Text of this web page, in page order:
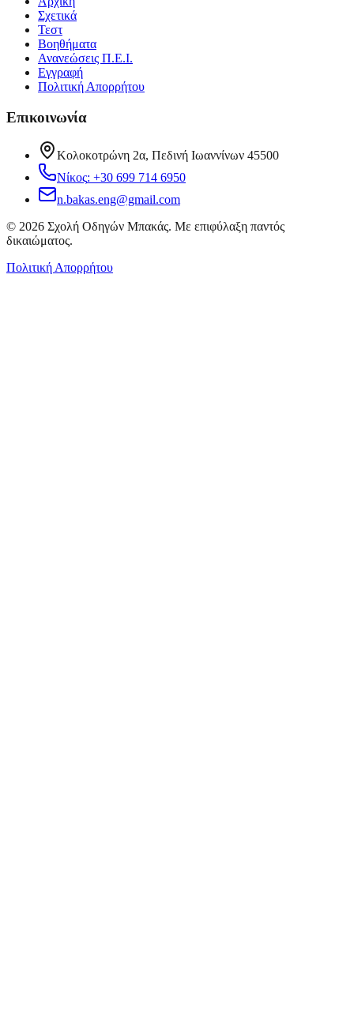
Σχετικά
Τεστ
Βοηθήματα
Ανανεώσεις Π.Ε.Ι.
Εγγραφή
Πολιτική Απορρήτου
Επικοινωνία
Κολοκοτρώνη 2α, Πεδινή Ιωαννίνων 45500
Νίκος: +30 699 714 6950
n.bakas.eng@gmail.com
© 2026 Σχολή Οδηγών Μπακάς. Με επιφύλαξη παντός
δικαιώματος.
Πολιτική Απορρήτου